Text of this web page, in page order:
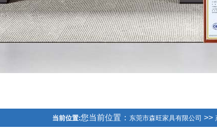
当前位置:您当前位置： 东莞市森旺家具有限公司 >>